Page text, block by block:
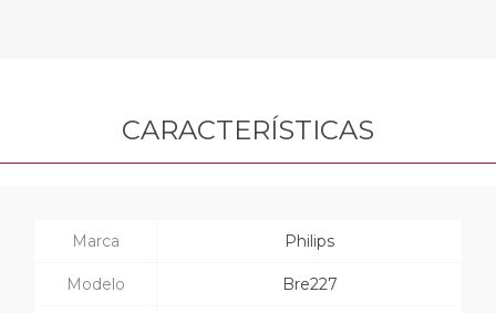
CARACTERÍSTICAS
Marca Philips
Modelo Bre227